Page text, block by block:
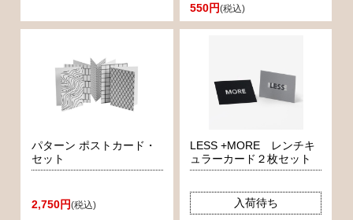
550円(税込)
パターン ポストカード・
セット
2,750円(税込)
LESS +MORE レンチキ
ュラーカード２枚セット
入荷待ち